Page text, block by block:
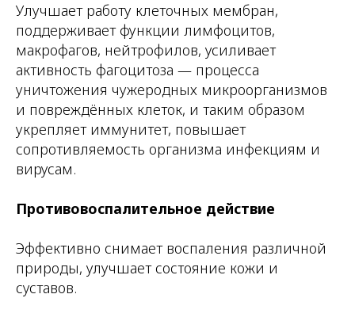
Улучшает работу клеточных мембран,
поддерживает функции лимфоцитов,
макрофагов, нейтрофилов, усиливает
активность фагоцитоза — процесса
уничтожения чужеродных микроорганизмов
и повреждённых клеток, и таким образом
укрепляет иммунитет, повышает
сопротивляемость организма инфекциям и
вирусам.
Противовоспалительное действие
Эффективно снимает воспаления различной
природы, улучшает состояние кожи и
суставов.